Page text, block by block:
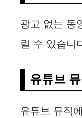
광고 없는 동
릴 수 있습니
유튜브
유튜브 뮤직